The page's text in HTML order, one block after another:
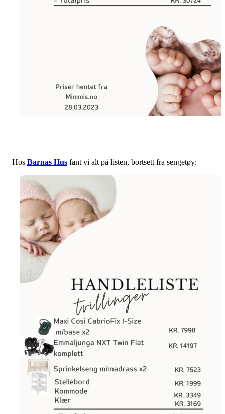
Hos Barnas Hus fant vi alt på listen, bortsett fra sengetøy: